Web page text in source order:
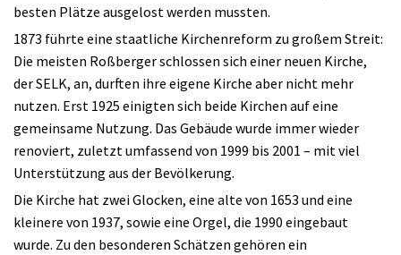
besten Plätze ausgelost werden mussten.
1873 führte eine staatliche Kirchenreform zu großem Streit:
Die meisten Roßberger schlossen sich einer neuen Kirche,
der SELK, an, durften ihre eigene Kirche aber nicht mehr
nutzen. Erst 1925 einigten sich beide Kirchen auf eine
gemeinsame Nutzung. Das Gebäude wurde immer wieder
renoviert, zuletzt umfassend von 1999 bis 2001 – mit viel
Unterstützung aus der Bevölkerung.
Die Kirche hat zwei Glocken, eine alte von 1653 und eine
kleinere von 1937, sowie eine Orgel, die 1990 eingebaut
wurde. Zu den besonderen Schätzen gehören ein